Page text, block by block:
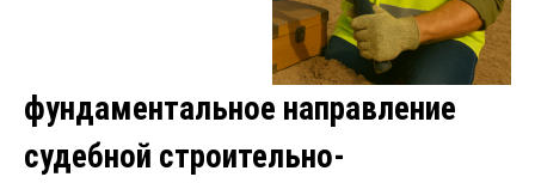
фундаментальное направление
судебной строительно-